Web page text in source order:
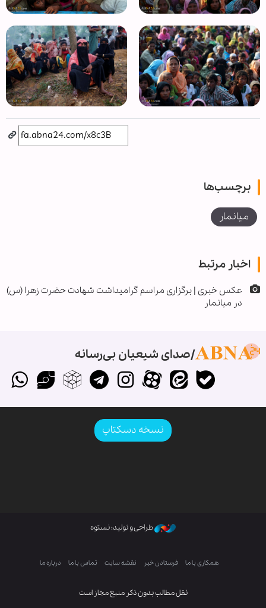
برچسب‌ها
میانمار
اخبار مرتبط
عکس خبری | برگزاری مراسم گرامیداشت شهادت حضرت زهرا (س)
در میانمار
صدای شیعیان بی‌رسانه
نسخه دسکتاپ
نقل مطالب بدون ذکر منبع مجاز است
طراحی و تولید: نستوه
همکاری با ما فرستادن خبر نقشه سایت تماس با ما درباره ما